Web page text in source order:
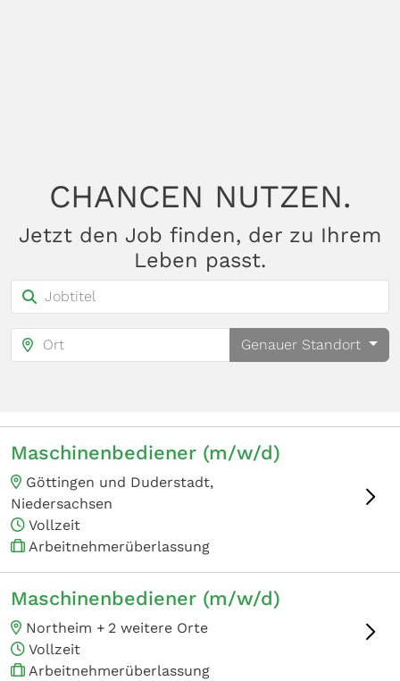
CHANCEN NUTZEN.
Jetzt den Job finden, der zu Ihrem
Leben passt.
Genauer Standort
Maschinenbediener (m/w/d)
Göttingen und Duderstadt,
Niedersachsen
Vollzeit
Arbeitnehmerüberlassung
Maschinenbediener (m/w/d)
Northeim + 2 weitere Orte
Vollzeit
Arbeitnehmerüberlassung